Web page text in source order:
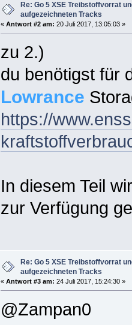
Re: Go 5 XSE Treibstoffvorrat
aufgezeichneten Tracks
«Antwort #2 am: 20 Juli 2017, 13:05:03 »
zu 2.)
du benötigst für
Lowrance
https://
In diesem Teil
zur Verfügung
Re: Go 5 XSE Treibstoffvorrat
aufgezeichneten Tracks
«Antwort #3 am: 24 Juli 2017, 15:24:30 »
@Zampan0